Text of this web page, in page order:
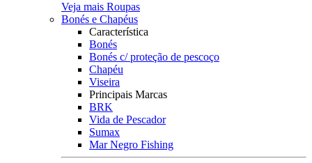
Veja mais Roupas
Bonés e Chapéus
Característica
Bonés
Bonés c/ proteção de pescoço
Chapéu
Viseira
Principais Marcas
BRK
Vida de Pescador
Sumax
Mar Negro Fishing